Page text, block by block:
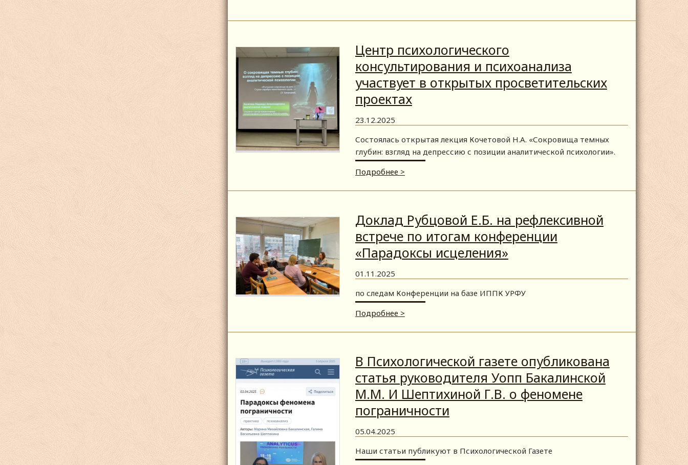
Центр психологического
консультирования и психоанализа
участвует в открытых просветительских
проектах
23.12.2025
Состоялась открытая лекция Кочетовой Н.А. «Сокровища темных
глубин: взгляд на депрессию с позиции аналитической психологии».
Подробнее >
Доклад Рубцовой Е.Б. на рефлексивной
встрече по итогам конференции
«Парадоксы исцеления»
01.11.2025
по следам Конференции на базе ИППК УРФУ
Подробнее >
В Психологической газете опубликована
статья руководителя Уопп Бакалинской
М.М. И Шептихиной Г.В. о феномене
пограничности
05.04.2025
Наши статьи публикуют в Психологической Газете